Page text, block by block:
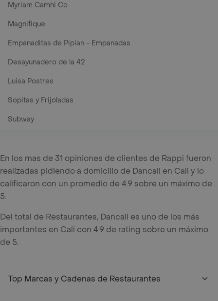
Myriam Camhi Co
Magnifique
Empanaditas de Pipian - Empanadas
Desayunadero de la 42
Luisa Postres
Sopitas y Frijoladas
Subway
En los mas de 31 opiniones de clientes de Rappi fueron
realizadas pidiendo a domicilio de Dancali en Cali y lo
calificaron con un promedio de 4.9 sobre un máximo de
5.
Del total de Restaurantes, Dancali es uno de los más
importantes en Cali con 4.9 de rating sobre un máximo
de 5.
Top Marcas y Cadenas de Restaurantes